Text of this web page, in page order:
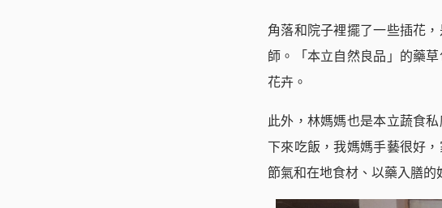
角落和院子裡擺了一些插花
師。「本立自然良品」的藥
花卉。
此外，林媽媽也是本立蔬食
下來吃飯，我媽媽手藝很好
節氣和在地食材、以藥入膳的